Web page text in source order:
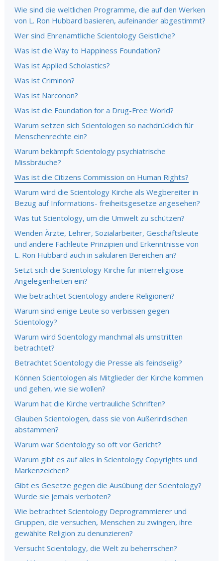
Wie sind die weltlichen Programme, die auf den Werken
von L. Ron Hubbard basieren, aufeinander abgestimmt?
Wer sind Ehrenamtliche Scientology Geistliche?
Was ist die Way to Happiness Foundation?
Was ist Applied Scholastics?
Was ist Criminon?
Was ist Narconon?
Was ist die Foundation for a Drug-Free World?
Warum setzen sich Scientologen so nachdrücklich für
Menschenrechte ein?
Warum bekämpft Scientology psychiatrische
Missbräuche?
Was ist die Citizens Commission on Human Rights?
Warum wird die Scientology Kirche als Wegbereiter in
Bezug auf Informations- freiheitsgesetze angesehen?
Was tut Scientology, um die Umwelt zu schützen?
Wenden Ärzte, Lehrer, Sozialarbeiter, Geschäftsleute
und andere Fachleute Prinzipien und Erkenntnisse von
L. Ron Hubbard auch in säkularen Bereichen an?
Setzt sich die Scientology Kirche für interreligiöse
Angelegenheiten ein?
Wie betrachtet Scientology andere Religionen?
Warum sind einige Leute so verbissen gegen
Scientology?
Warum wird Scientology manchmal als umstritten
betrachtet?
Betrachtet Scientology die Presse als feindselig?
Können Scientologen als Mitglieder der Kirche kommen
und gehen, wie sie wollen?
Warum hat die Kirche vertrauliche Schriften?
Glauben Scientologen, dass sie von Außerirdischen
abstammen?
Warum war Scientology so oft vor Gericht?
Warum gibt es auf alles in Scientology Copyrights und
Markenzeichen?
Gibt es Gesetze gegen die Ausübung der Scientology?
Wurde sie jemals verboten?
Wie betrachtet Scientology Deprogrammierer und
Gruppen, die versuchen, Menschen zu zwingen, ihre
gewählte Religion zu denunzieren?
Versucht Scientology, die Welt zu beherrschen?